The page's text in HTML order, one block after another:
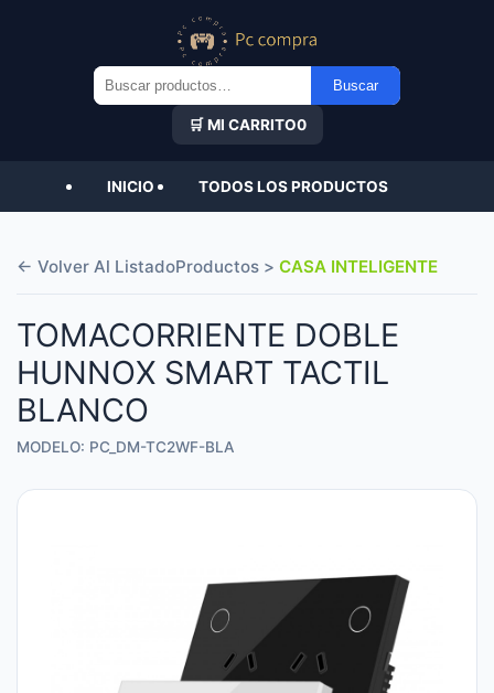
Buscar
por:
Buscar
🛒 MI CARRITO0
INICIO TODOS LOS PRODUCTOS
← Volver Al ListadoProductos > CASA INTELIGENTE
TOMACORRIENTE DOBLE
HUNNOX SMART TACTIL
BLANCO
MODELO: PC_DM-TC2WF-BLA